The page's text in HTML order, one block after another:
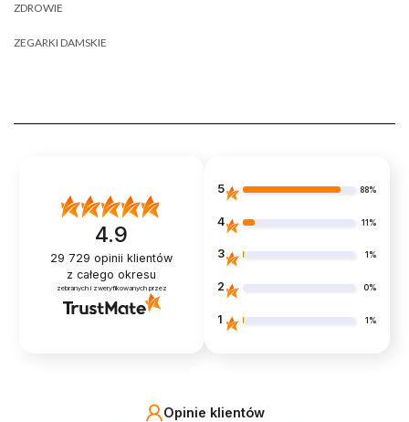
ZDROWIE
ZEGARKI DAMSKIE
4.9
29 729 opinii klientów
z całego okresu
zebranych i zweryfikowanych przez
5 88%
4 11%
3 1%
2 0%
1 1%
Opinie klientów